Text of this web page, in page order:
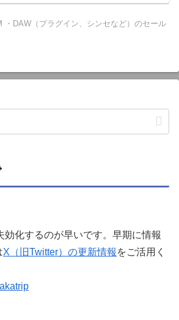
・DAW（プラグイン、シンセなど）のセール
効化するのが早いです。早期に情報
X（旧Twitter）の更新情報 をご活用く